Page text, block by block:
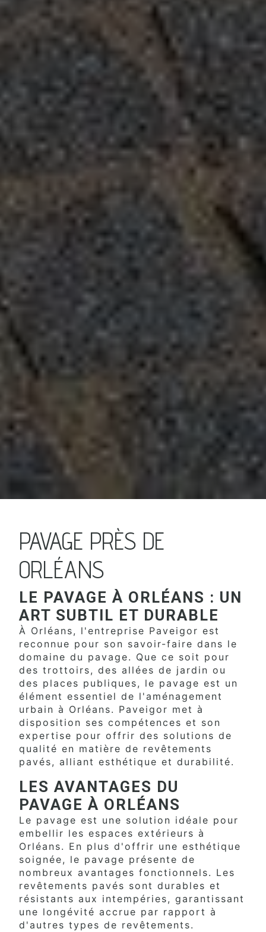
PAVAGE PRÈS DE
ORLÉANS
LE PAVAGE À ORLÉANS : UN
ART SUBTIL ET DURABLE
À Orléans, l'entreprise Paveigor est
reconnue pour son savoir-faire dans le
domaine du pavage. Que ce soit pour
des trottoirs, des allées de jardin ou
des places publiques, le pavage est un
élément essentiel de l'aménagement
urbain à Orléans. Paveigor met à
disposition ses compétences et son
expertise pour offrir des solutions de
qualité en matière de revêtements
pavés, alliant esthétique et durabilité.
LES AVANTAGES DU
PAVAGE À ORLÉANS
Le pavage est une solution idéale pour
embellir les espaces extérieurs à
Orléans. En plus d'offrir une esthétique
soignée, le pavage présente de
nombreux avantages fonctionnels. Les
revêtements pavés sont durables et
résistants aux intempéries, garantissant
une longévité accrue par rapport à
d'autres types de revêtements.